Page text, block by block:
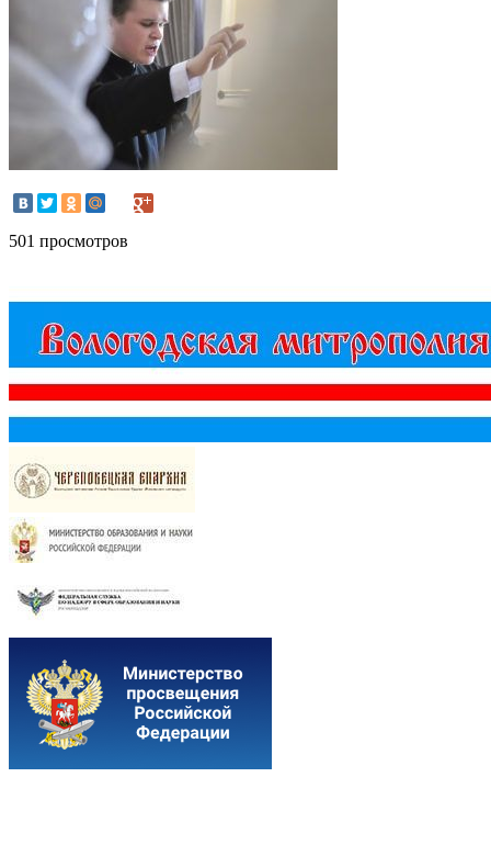
501 просмотров